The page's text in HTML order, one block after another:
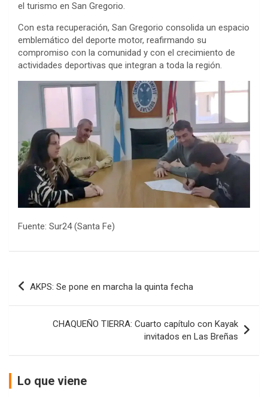
el turismo en San Gregorio.
Con esta recuperación, San Gregorio consolida un espacio
emblemático del deporte motor, reafirmando su
compromiso con la comunidad y con el crecimiento de
actividades deportivas que integran a toda la región.
Fuente: Sur24 (Santa Fe)
Navegación
AKPS: Se pone en marcha la quinta fecha
CHAQUEÑO TIERRA: Cuarto capítulo con Kayak
invitados en Las Breñas
Lo que viene
IAME SERIES ARGENTINA 6
Ramiro Tot (Asfalto)
Parque de la Velocidad (Asfalto)